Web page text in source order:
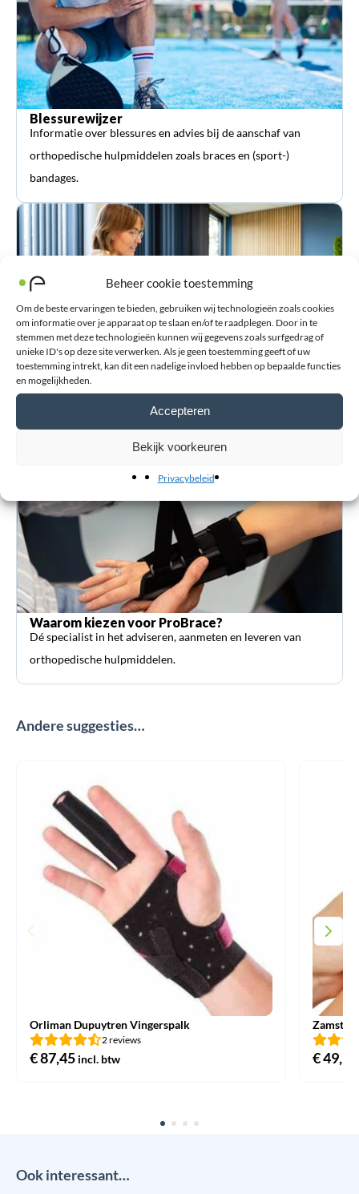
Beheer cookie toestemming
Om de beste ervaringen te bieden, gebruiken wij technologieën zoals cookies
om informatie over je apparaat op te slaan en/of te raadplegen. Door in te
stemmen met deze technologieën kunnen wij gegevens zoals surfgedrag of
unieke ID's op deze site verwerken. Als je geen toestemming geeft of uw
toestemming intrekt, kan dit een nadelige invloed hebben op bepaalde functies
en mogelijkheden.
Accepteren
Bekijk voorkeuren
Privacybeleid
Blessurewijzer
Informatie over blessures en advies bij de aanschaf van
orthopedische hulpmiddelen zoals braces en (sport-)
bandages.
Klantenservice
Heeft u een vraag? Kunnen wij u ergens mee helpen? Wij
denken graag met u mee!
Waarom kiezen voor ProBrace?
Dé specialist in het adviseren, aanmeten en leveren van
orthopedische hulpmiddelen.
Andere suggesties…
Orliman Dupuytren Vingerspalk
2 reviews
€87,45 incl. btw
Zamst
€49,95
Ook interessant…